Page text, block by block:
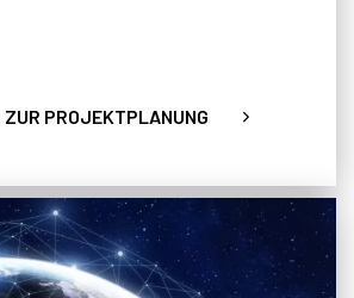
ZUR PROJEKTPLANUNG